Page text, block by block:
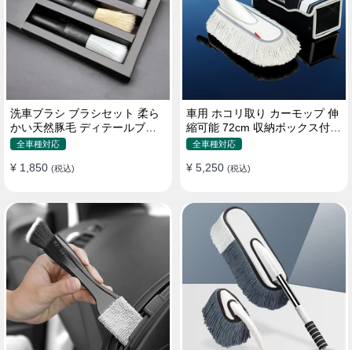
洗車ブラシ ブラシセット 柔ら
かい天然豚毛 ディテールブラ
シ 隙間ブラシ 筆タイプ
全車種対応
¥ 1,850 (税込)
車用 ホコリ取り カーモップ 伸
縮可能 72cm 収納ボックス付き
軽量・コンパクト
全車種対応
¥ 5,250 (税込)